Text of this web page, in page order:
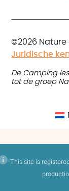
©2026 Nature
Juridische
De Camping
tot de groep
This site is